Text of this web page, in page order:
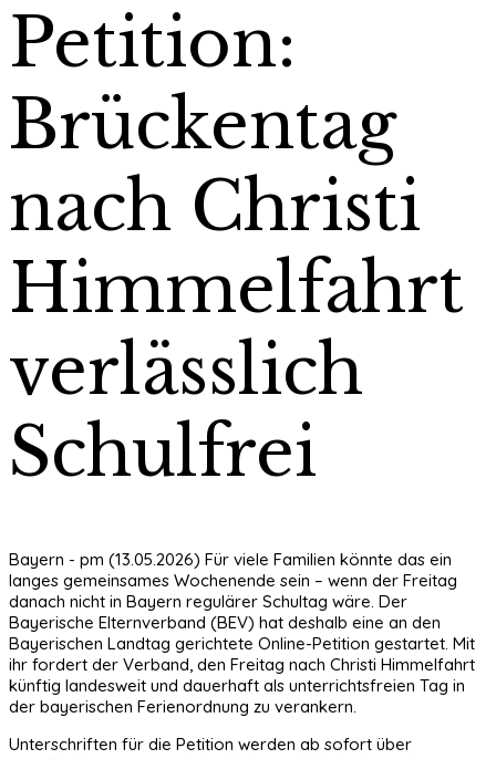
Petition:
Brückentag
nach Christi
Himmelfahrt
verlässlich
Schulfrei
Bayern - pm (13.05.2026) Für viele Familien könnte das ein
langes gemeinsames Wochenende sein – wenn der Freitag
danach nicht in Bayern regulärer Schultag wäre. Der
Bayerische Elternverband (BEV) hat deshalb eine an den
Bayerischen Landtag gerichtete Online-Petition gestartet. Mit
ihr fordert der Verband, den Freitag nach Christi Himmelfahrt
künftig landesweit und dauerhaft als unterrichtsfreien Tag in
der bayerischen Ferienordnung zu verankern.
Unterschriften für die Petition werden ab sofort über